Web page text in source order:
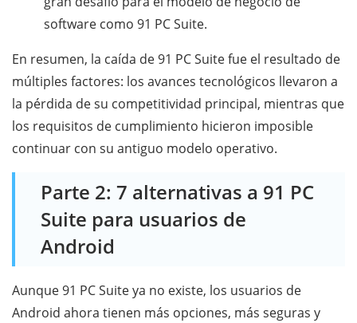
software como 91 PC Suite.
En resumen, la caída de 91 PC Suite fue el resultado de
múltiples factores: los avances tecnológicos llevaron a
la pérdida de su competitividad principal, mientras que
los requisitos de cumplimiento hicieron imposible
continuar con su antiguo modelo operativo.
Parte 2: 7 alternativas a 91 PC
Suite para usuarios de
Android
Aunque 91 PC Suite ya no existe, los usuarios de
Android ahora tienen más opciones, más seguras y